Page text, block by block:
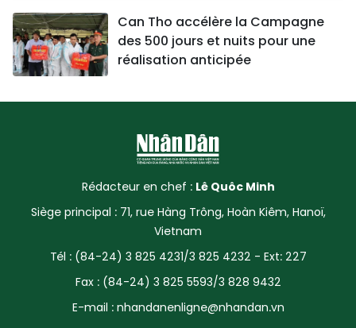
Can Tho accélère la Campagne
des 500 jours et nuits pour une
réalisation anticipée
Rédacteur en chef : Lê Quôc Minh
Siège principal : 71, rue Hàng Trông, Hoàn Kiêm, Hanoï,
Vietnam
Tél : (84-24) 3 825 4231/3 825 4232 - Ext: 227
Fax : (84-24) 3 825 5593/3 828 9432
E-mail : nhandanenligne@nhandan.vn